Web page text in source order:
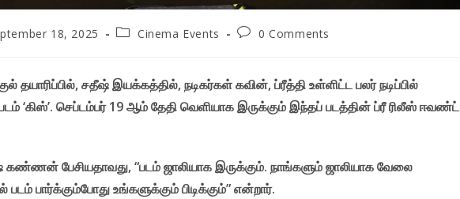
18, 2025
PostCinema Events
Post0 Comments
தயாரிப்பில், சதீஷ் இயக்கத்தில், நடிகர்கள் கவின், ப்ரீத்தி உள்ளிட்ட பலர் நடிப்பில்
‘கிஸ்’. செப்டம்பர் 19 ஆம் தேதி வெளியாக இருக்கும் இந்தப் படத்தின் ப்ரீ ரிலீஸ் ஈவண்ட்
கண்ணன் பேசியதாவது, “படம் ஜாலியாக இருக்கும். நாங்களும் ஜாலியாக வேலை
படம் பார்க்கும்போது உங்களுக்கும் பிடிக்கும்” என்றார்.